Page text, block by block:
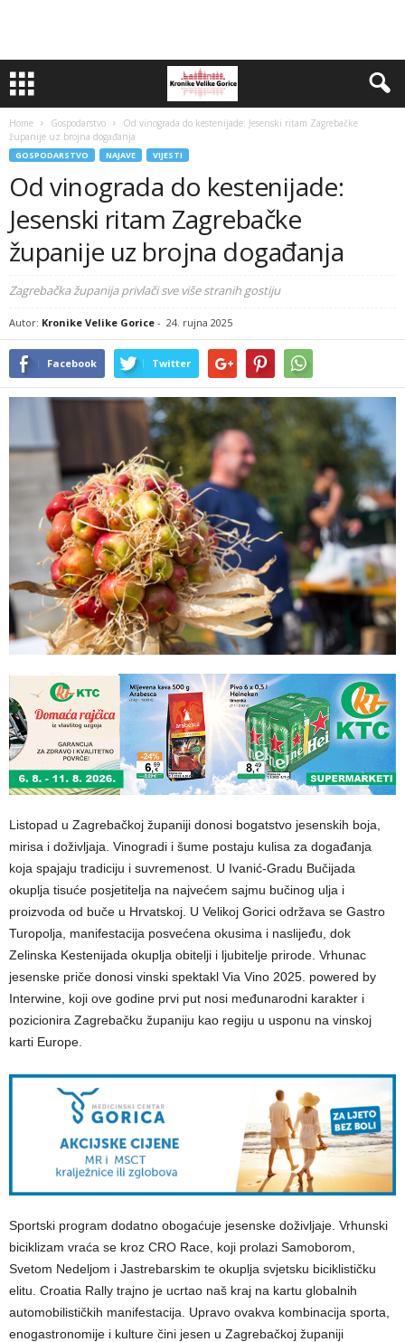
Home Gospodarstvo
Od vinograda do kestenijade: Jesenski ritam Zagrebačke
županije uz brojna događanja
GOSPODARSTVO NAJAVE VIJESTI
Od vinograda do kestenijade:
Jesenski ritam Zagrebačke
županije uz brojna događanja
Zagrebačka županija privlači sve više stranih gostiju
Autor: Kronike Velike Gorice - 24. rujna 2025
Facebook Twitter
Listopad u Zagrebačkoj županiji donosi bogatstvo jesenskih boja,
mirisa i doživljaja. Vinogradi i šume postaju kulisa za događanja
koja spajaju tradiciju i suvremenost. U Ivanić-Gradu Bučijada
okuplja tisuće posjetitelja na najvećem sajmu bučinog ulja i
proizvoda od buče u Hrvatskoj. U Velikoj Gorici održava se Gastro
Turopolja, manifestacija posvećena okusima i naslijeđu, dok
Zelinska Kestenijada okuplja obitelji i ljubitelje prirode. Vrhunac
jesenske priče donosi vinski spektakl Via Vino 2025. powered by
Interwine, koji ove godine prvi put nosi međunarodni karakter i
pozicionira Zagrebačku županiju kao regiju u usponu na vinskoj
karti Europe.
Sportski program dodatno obogaćuje jesenske doživljaje. Vrhunski
biciklizam vraća se kroz CRO Race, koji prolazi Samoborom,
Svetom Nedeljom i Jastrebarskim te okuplja svjetsku biciklističku
elitu. Croatia Rally trajno je ucrtao naš kraj na kartu globalnih
automobilističkih manifestacija. Upravo ovakva kombinacija sporta,
enogastronomije i kulture čini jesen u Zagrebačkoj županiji